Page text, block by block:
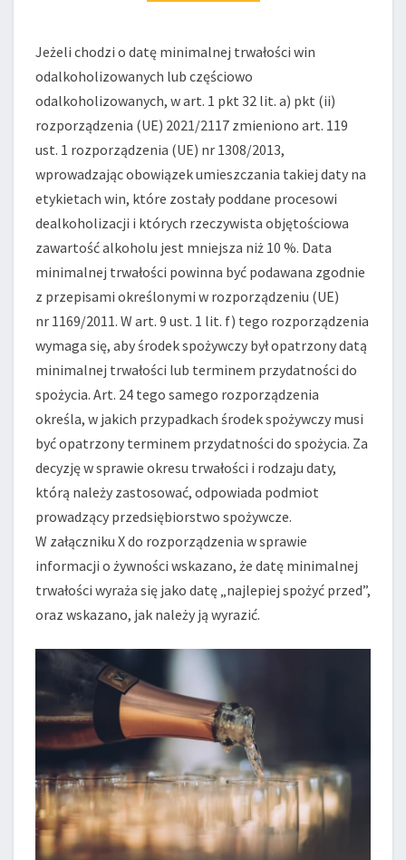
WINA?
Jeżeli chodzi o datę minimalnej trwałości win
odalkoholizowanych lub częściowo
odalkoholizowanych, w art. 1 pkt 32 lit. a) pkt (ii)
rozporządzenia (UE) 2021/2117 zmieniono art. 119
ust. 1 rozporządzenia (UE) nr 1308/2013,
wprowadzając obowiązek umieszczania takiej daty na
etykietach win, które zostały poddane procesowi
dealkoholizacji i których rzeczywista objętościowa
zawartość alkoholu jest mniejsza niż 10 %. Data
minimalnej trwałości powinna być podawana zgodnie
z przepisami określonymi w rozporządzeniu (UE)
nr 1169/2011. W art. 9 ust. 1 lit. f) tego rozporządzenia
wymaga się, aby środek spożywczy był opatrzony datą
minimalnej trwałości lub terminem przydatności do
spożycia. Art. 24 tego samego rozporządzenia
określa, w jakich przypadkach środek spożywczy musi
być opatrzony terminem przydatności do spożycia. Za
decyzję w sprawie okresu trwałości i rodzaju daty,
którą należy zastosować, odpowiada podmiot
prowadzący przedsiębiorstwo spożywcze.
W załączniku X do rozporządzenia w sprawie
informacji o żywności wskazano, że datę minimalnej
trwałości wyraża się jako datę „najlepiej spożyć przed”,
oraz wskazano, jak należy ją wyrazić.